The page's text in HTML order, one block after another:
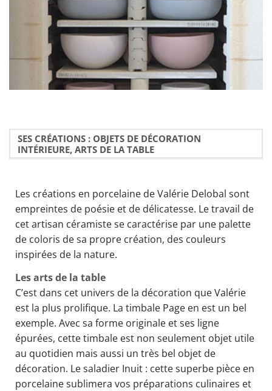
SES CRÉATIONS : OBJETS DE DÉCORATION
INTÉRIEURE, ARTS DE LA TABLE
Les créations en porcelaine de Valérie Delobal sont
empreintes de poésie et de délicatesse. Le travail de
cet artisan céramiste se caractérise par une palette
de coloris de sa propre création, des couleurs
inspirées de la nature.
Les arts de la table
C’est dans cet univers de la décoration que Valérie
est la plus prolifique. La timbale Page en est un bel
exemple. Avec sa forme originale et ses ligne
épurées, cette timbale est non seulement objet utile
au quotidien mais aussi un très bel objet de
décoration. Le saladier Inuit : cette superbe pièce en
porcelaine sublimera vos préparations culinaires et